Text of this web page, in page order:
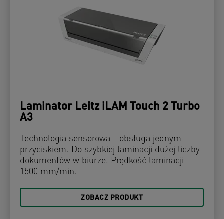
Laminator Leitz iLAM Touch 2 Turbo
A3
Technologia sensorowa - obsługa jednym
przyciskiem. Do szybkiej laminacji dużej liczby
dokumentów w biurze. Prędkość laminacji
1500 mm/min.
ZOBACZ PRODUKT